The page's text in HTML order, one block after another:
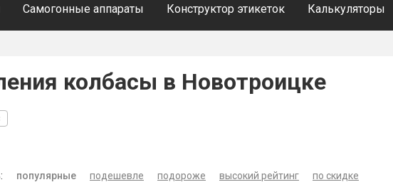
Самогонные аппараты Конструктор этикеток Калькуляторы
колбасы в Новотроицке
популярные подешевле подороже высокий рейтинг по скидке